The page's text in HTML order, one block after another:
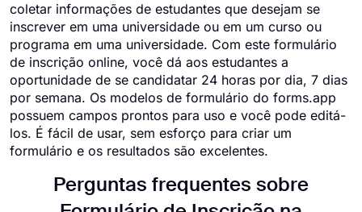
coletar informações de estudantes que desejam se
inscrever em uma universidade ou em um curso ou
programa em uma universidade. Com este formulário
de inscrição online, você dá aos estudantes a
oportunidade de se candidatar 24 horas por dia, 7 dias
por semana. Os modelos de formulário do forms.app
possuem campos prontos para uso e você pode editá-
los. É fácil de usar, sem esforço para criar um
formulário e os resultados são excelentes.
Perguntas frequentes sobre